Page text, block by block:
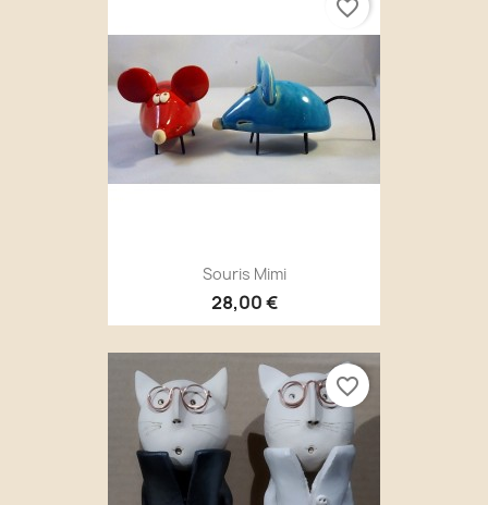
Souris Mimi
28,00 €
favorite_border
favorite_border